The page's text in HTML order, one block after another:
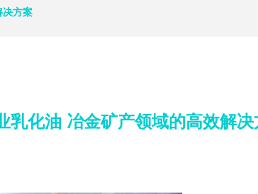
决方案
乳化油 冶金矿产领域的高效解决